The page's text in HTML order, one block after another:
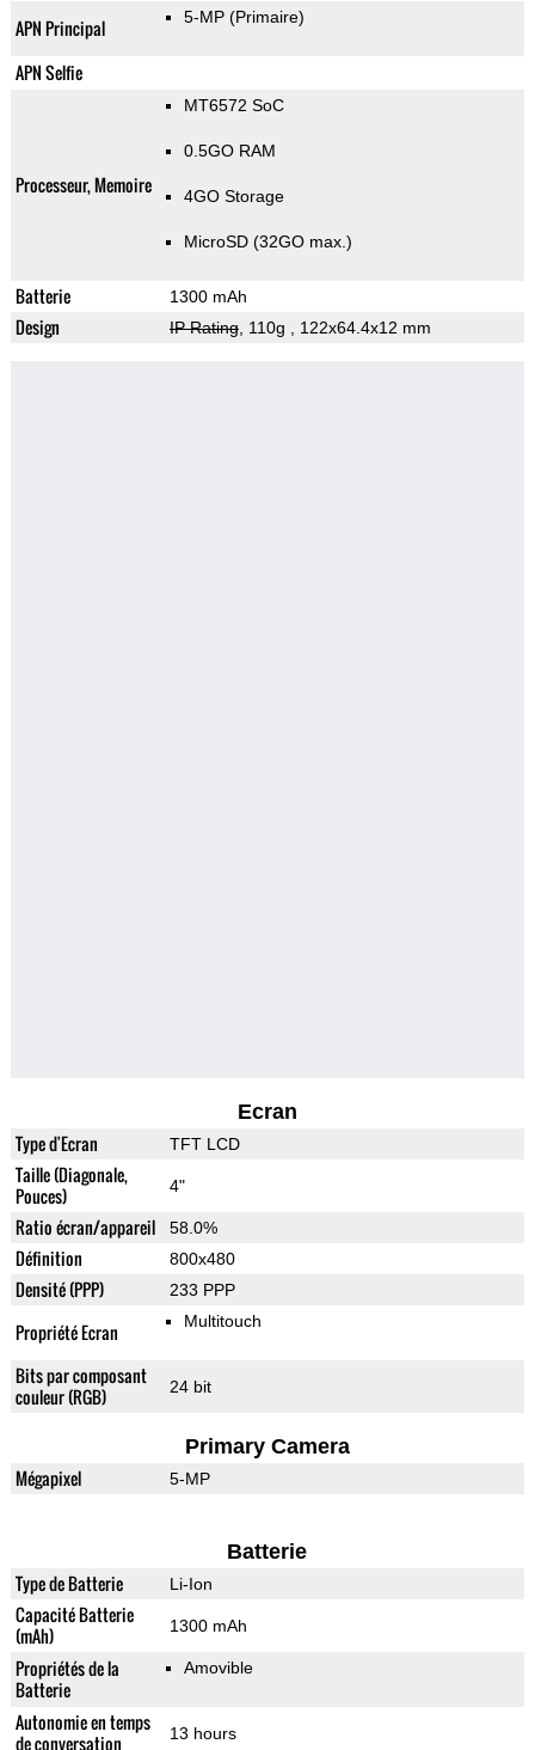
APN Principal 5-MP (Primaire)
APN Selfie
Processeur, Memoire
MT6572 SoC
0.5GO RAM
4GO Storage
MicroSD (32GO max.)
Batterie 1300 mAh
Design IP Rating, 110g , 122x64.4x12 mm
Ecran
Type d'Ecran TFT LCD
Taille (Diagonale,
Pouces)
4"
Ratio écran/appareil 58.0%
Définition 800x480
Densité (PPP) 233 PPP
Propriété Ecran Multitouch
Bits par composant
couleur (RGB)
24 bit
Primary Camera
Mégapixel 5-MP
Batterie
Type de Batterie Li-Ion
Capacité Batterie
(mAh)
1300 mAh
Propriétés de la
Batterie
Amovible
Autonomie en temps
de conversation
13 hours